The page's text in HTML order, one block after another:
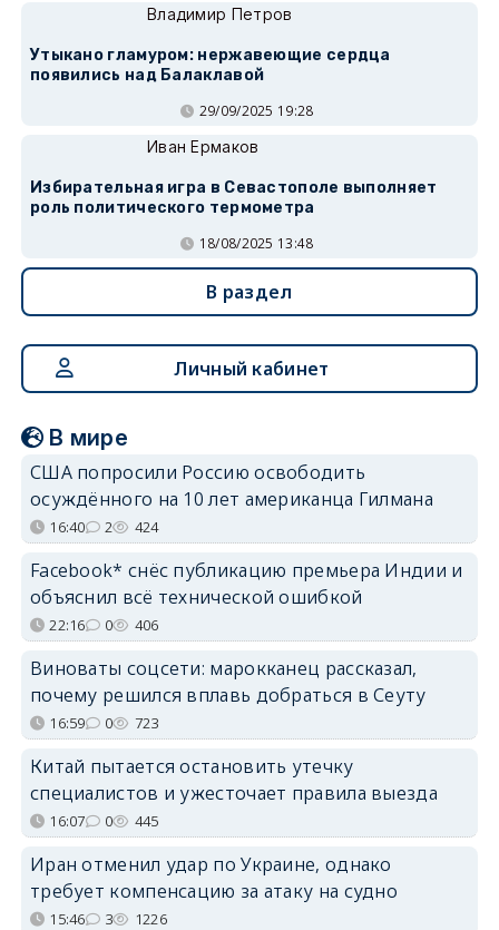
Владимир Петров
Утыкано гламуром: нержавеющие сердца
появились над Балаклавой
29/09/2025 19:28
Иван Ермаков
Избирательная игра в Севастополе выполняет
роль политического термометра
18/08/2025 13:48
В раздел
Личный кабинет
В мире
США попросили Россию освободить
осуждённого на 10 лет американца Гилмана
16:40 2 424
Facebook* снёс публикацию премьера Индии и
объяснил всё технической ошибкой
22:16 0 406
Виноваты соцсети: марокканец рассказал,
почему решился вплавь добраться в Сеуту
16:59 0 723
Китай пытается остановить утечку
специалистов и ужесточает правила выезда
16:07 0 445
Иран отменил удар по Украине, однако
требует компенсацию за атаку на судно
15:46 3 1226